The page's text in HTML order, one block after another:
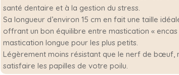
santé dentaire et à la gestion du stress.
Sa longueur d’environ 15 cm en fait une taille
offrant un bon équilibre entre mastication «
mastication longue pour les plus petits.
Légèrement moins résistant que le nerf de bœuf,
satisfaire les papilles de votre poilu.